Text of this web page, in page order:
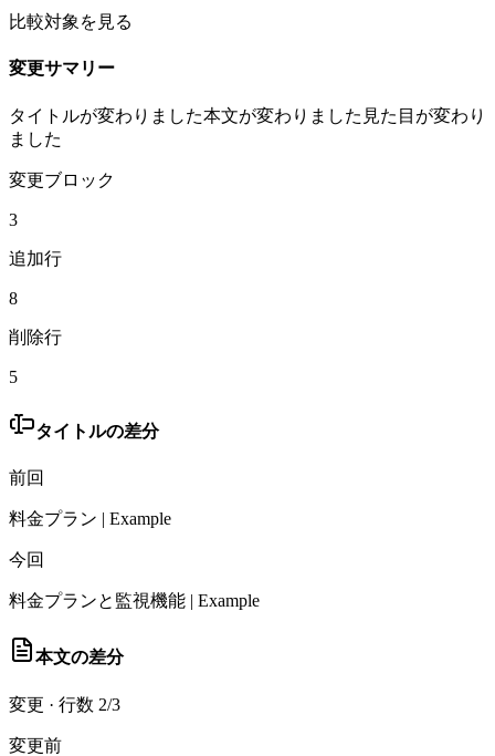
比較対象を見る
変更サマリー
タイトルが変わりました本文が変わりました 見た目が変わり
ました
変更ブロック
3
追加行
8
削除行
5
タイトルの差分
前回
料金プラン | Example
今回
料金プランと監視機能 | Example
本文の差分
変更 · 行数 2/3
変更前